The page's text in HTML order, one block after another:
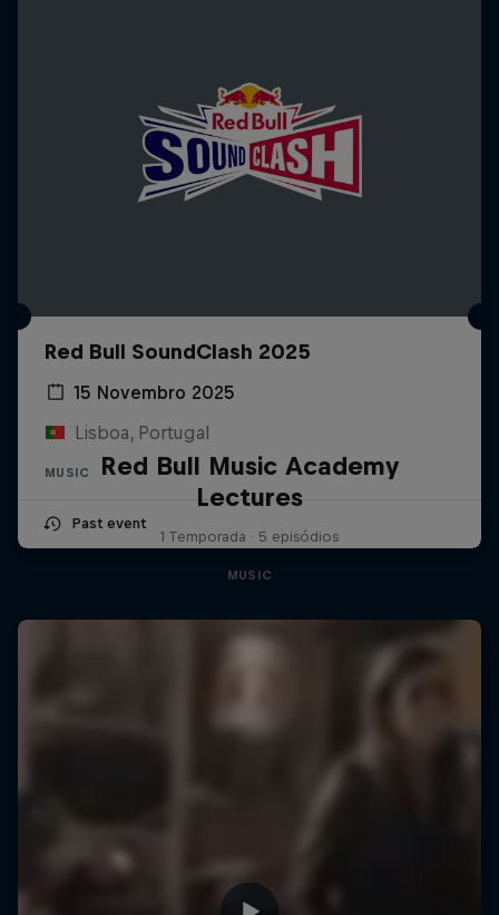
Red Bull SoundClash 2025
15 Novembro 2025
Lisboa, Portugal
MUSIC
Past event
Red Bull Music Academy
Lectures
1 Temporada · 5 episódios
MUSIC